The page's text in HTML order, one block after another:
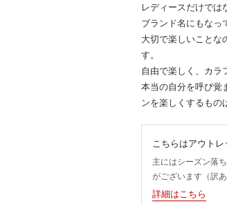
レディースだけでは
ブランド名にもなっ
大切で楽しいことな
す。
自由で楽しく、カラ
本当の自分を呼び覚
ンを楽しくするもの
こちらはアウトレ
主にはシーズン落
がございます（訳あ
詳細はこちら